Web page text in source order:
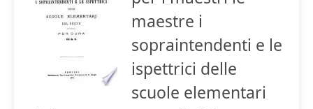
maestre i
sopraintendenti e le
ispettrici delle
scuole elementari